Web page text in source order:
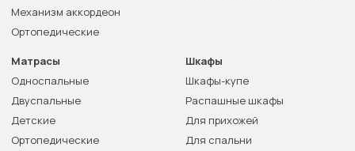
Механизм аккордеон
Ортопедические
Матрасы
Односпальные
Двуспальные
Детские
Ортопедические
Шкафы
Шкафы-купе
Распашные шкафы
Для прихожей
Для спальни